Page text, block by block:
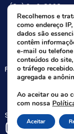
(85) 3512-8668
(85) 9 8165-
E-mail:
Fale agora com
Siga-nos nas redes
Recolhemos e
como endereço
dados são
contêm
e-mail ou
conteúdos do
o tráfego
agregada e
Ao aceitar ou ao
com nossa
Aceitar